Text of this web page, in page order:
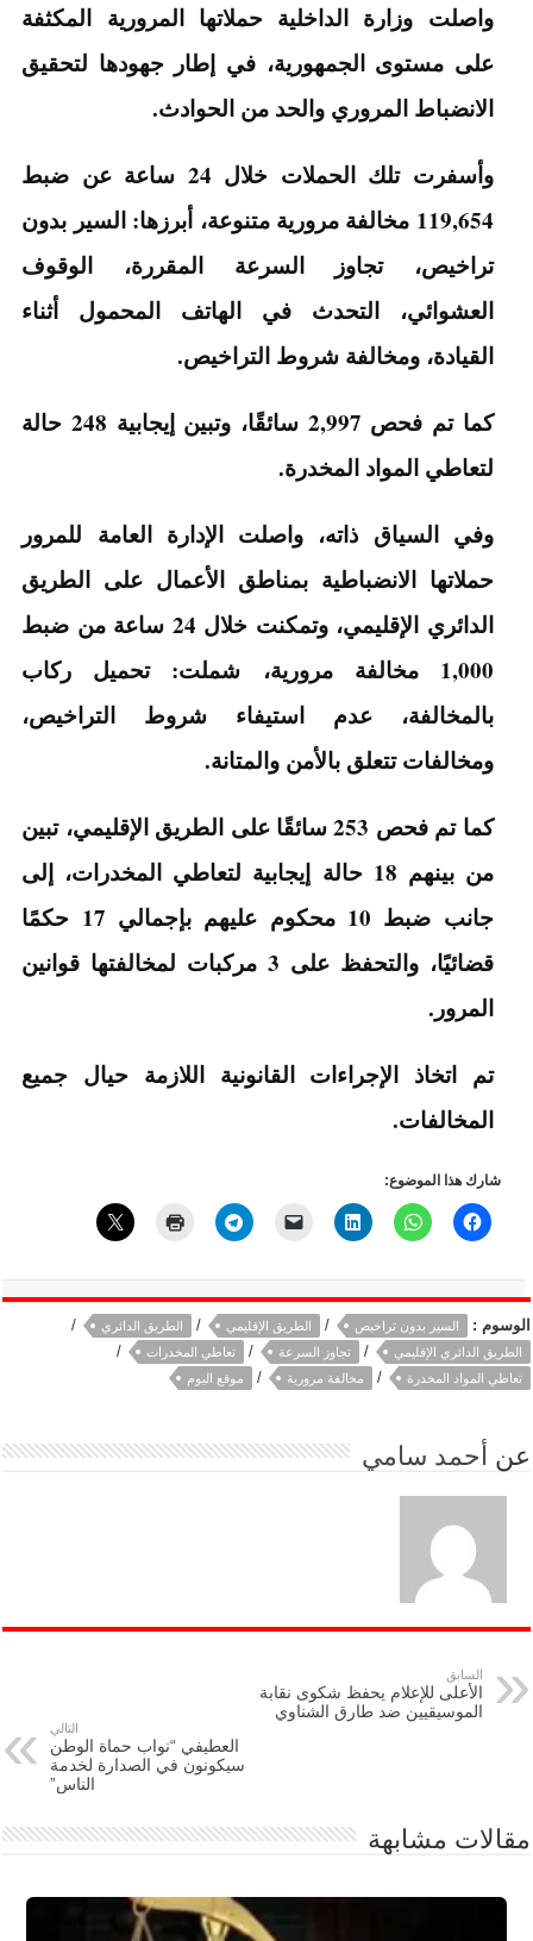
واصلت وزارة الداخلية حملاتها المرورية المكثفة
على مستوى الجمهورية، في إطار جهودها لتحقيق
الانضباط المروري والحد من الحوادث.
وأسفرت تلك الحملات خلال 24 ساعة عن ضبط
119,654 مخالفة مرورية متنوعة، أبرزها: السير بدون
تراخيص، تجاوز السرعة المقررة، الوقوف
العشوائي، التحدث في الهاتف المحمول أثناء
القيادة، ومخالفة شروط التراخيص.
كما تم فحص 2,997 سائقًا، وتبين إيجابية 248 حالة
لتعاطي المواد المخدرة.
وفي السياق ذاته، واصلت الإدارة العامة للمرور
حملاتها الانضباطية بمناطق الأعمال على الطريق
الدائري الإقليمي، وتمكنت خلال 24 ساعة من ضبط
1,000 مخالفة مرورية، شملت: تحميل ركاب
بالمخالفة، عدم استيفاء شروط التراخيص،
ومخالفات تتعلق بالأمن والمتانة.
كما تم فحص 253 سائقًا على الطريق الإقليمي، تبين
من بينهم 18 حالة إيجابية لتعاطي المخدرات، إلى
جانب ضبط 10 محكوم عليهم بإجمالي 17 حكمًا
قضائيًا، والتحفظ على 3 مركبات لمخالفتها قوانين
المرور.
تم اتخاذ الإجراءات القانونية اللازمة حيال جميع
المخالفات.
شارك هذا الموضوع:
الوسوم : السير بدون تراخيص / الطريق الإقليمي / الطريق الدائري /
الطريق الدائري الإقليمي / تجاوز السرعة / تعاطي المخدرات /
تعاطي المواد المخدرة / مخالفة مرورية / موقع اليوم
عن أحمد سامي
السابق
الأعلى للإعلام يحفظ شكوى نقابة
الموسيقيين ضد طارق الشناوي
التالي
العطيفي “نواب حماة الوطن
سيكونون في الصدارة لخدمة
الناس”
مقالات مشابهة